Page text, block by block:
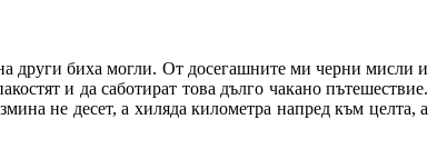
други биха могли. От досегашните ми черни мисли и
и да саботират това дълго чакано пътешествие.
не десет, а хиляда километра напред към целта, а